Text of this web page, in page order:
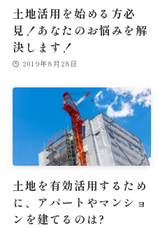
土地活用を始める方必
見！あなたのお悩みを解
決します！
2019年8月28日
土地を有効活用するため
に、アパートやマンショ
ンを建てるのは?